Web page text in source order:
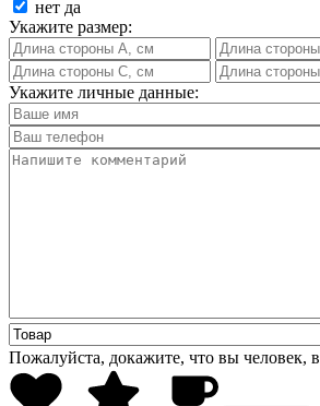
нет да
Укажите размер:
Укажите личные данные:
Пожалуйста, докажите, что вы человек,